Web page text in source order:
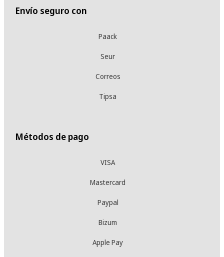
Envío seguro con
Paack
Seur
Correos
Tipsa
Métodos de pago
VISA
Mastercard
Paypal
Bizum
Apple Pay